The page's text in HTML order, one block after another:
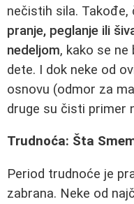
nečistih sila. Takođe,
pranje, peglanje ili
nedeljom, kako se ne
dete. I dok neke od
osnovu (odmor za
druge su čisti primer
Trudnoća: Šta
Period trudnoće je
zabrana. Neke od